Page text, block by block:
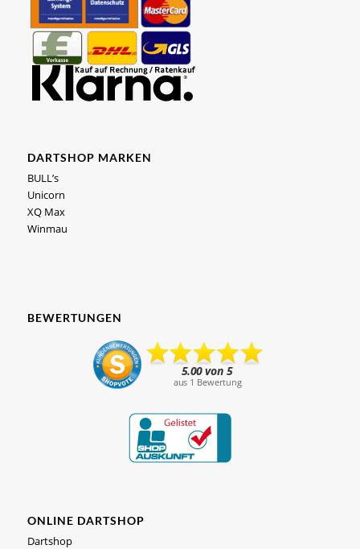
DARTSHOP MARKEN
BULL’s
Unicorn
XQ Max
Winmau
BEWERTUNGEN
ONLINE DARTSHOP
Dartshop